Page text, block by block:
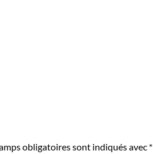
obligatoires sont indiqués avec *